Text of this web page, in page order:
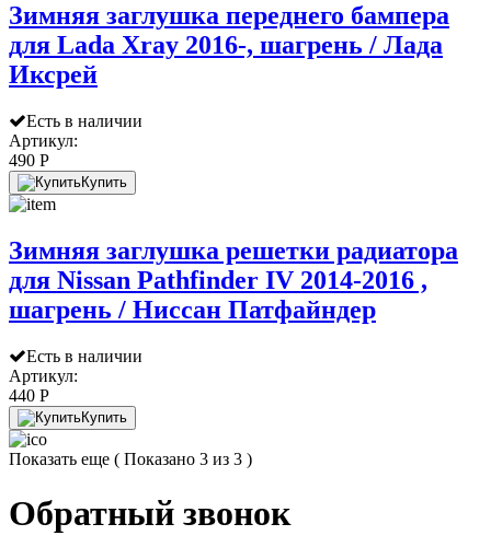
Зимняя заглушка переднего бампера
для Lada Xray 2016-, шагрень / Лада
Иксрей
Есть в наличии
Артикул:
490 P
Купить
Зимняя заглушка решетки радиатора
для Nissan Pathfinder IV 2014-2016 ,
шагрень / Ниссан Патфайндер
Есть в наличии
Артикул:
440 P
Купить
Показать еще ( Показано 3 из 3 )
Обратный звонок